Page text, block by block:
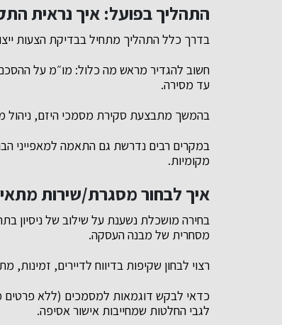
התהליך בפועל: איך נראית
בדרך כלל התהליך מתחיל בבדיקת הצעות
חשוב להגדיר מראש מה כלול: מו״מ על ההסכם,
עד מסירה.
בהמשך מתבצעת סקירת מסמכי היזם, ניהול
במקרים רבים נדרשת גם התאמה למאפייני
מקומיות.
איך לבחור מסגרת/שירות מתאים
בחירה מושכלת נשענת על שילוב של ניסיון
מסחרית של מבנה העסקה.
רצוי לבחון שקיפות בדיווח לדיירים, זמינות,
כדאי לבקש דוגמאות למסמכים (ללא פרטים
לגבי החלטות שמחייבות אישור אסיפה.